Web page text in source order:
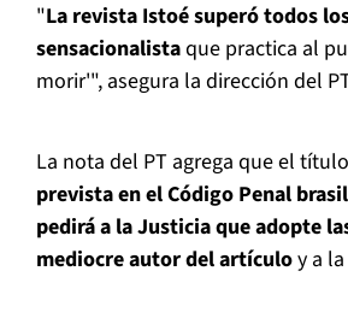
"La revista Istoé superó todos
sensacionalistaque practica al
morir'", asegura la dirección del
La nota del PT agrega que el
prevista en el Código Penal
pedirá a la Justicia que adopte
mediocre autor del artículoy a